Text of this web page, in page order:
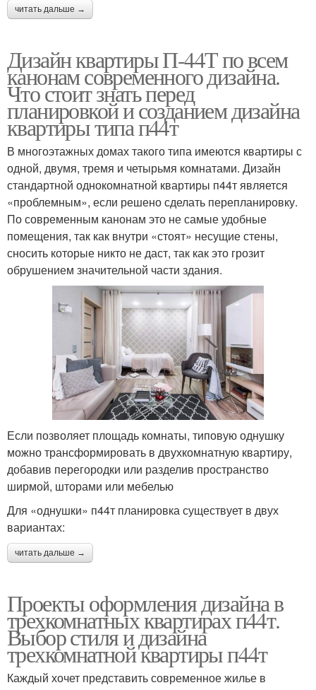
читать дальше →
Дизайн квартиры П-44Т по всем
канонам современного дизайна.
Что стоит знать перед
планировкой и созданием дизайна
квартиры типа п44т
В многоэтажных домах такого типа имеются квартиры с
одной, двумя, тремя и четырьмя комнатами. Дизайн
стандартной однокомнатной квартиры п44т является
«проблемным», если решено сделать перепланировку.
По современным канонам это не самые удобные
помещения, так как внутри «стоят» несущие стены,
сносить которые никто не даст, так как это грозит
обрушением значительной части здания.
Если позволяет площадь комнаты, типовую однушку
можно трансформировать в двухкомнатную квартиру,
добавив перегородки или разделив пространство
ширмой, шторами или мебелью
Для «однушки» п44т планировка существует в двух
вариантах:
читать дальше →
Проекты оформления дизайна в
трехкомнатных квартирах п44т.
Выбор стиля и дизайна
трехкомнатной квартиры п44т
Каждый хочет представить современное жилье в